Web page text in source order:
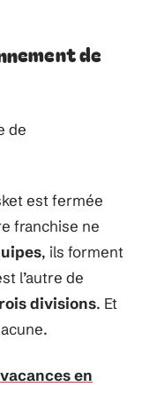
de
de
est fermée
franchise ne
, ils forment
l’autre de
divisions. Et
en